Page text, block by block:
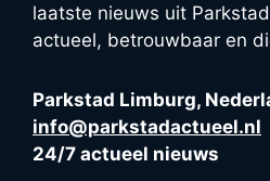
laatste nieuws uit
actueel, betrouwbaar en
Parkstad Limburg,
info@parkstadactueel.nl
24/7 actueel nieuws